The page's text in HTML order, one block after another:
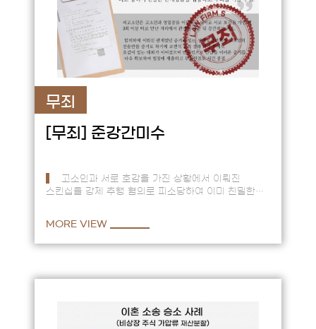
무죄
[무죄] 준강간미수
고소인과 서로 호감을 가진 상황에서 이뤄진
스킨십을 강제 추행 혐의로 피소당하여 이미 친밀한
MORE VIEW